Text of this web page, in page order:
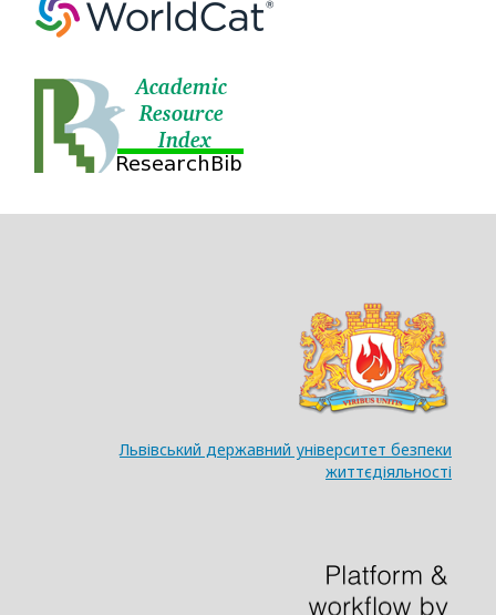
Львівський державний університет безпеки
життєдіяльності